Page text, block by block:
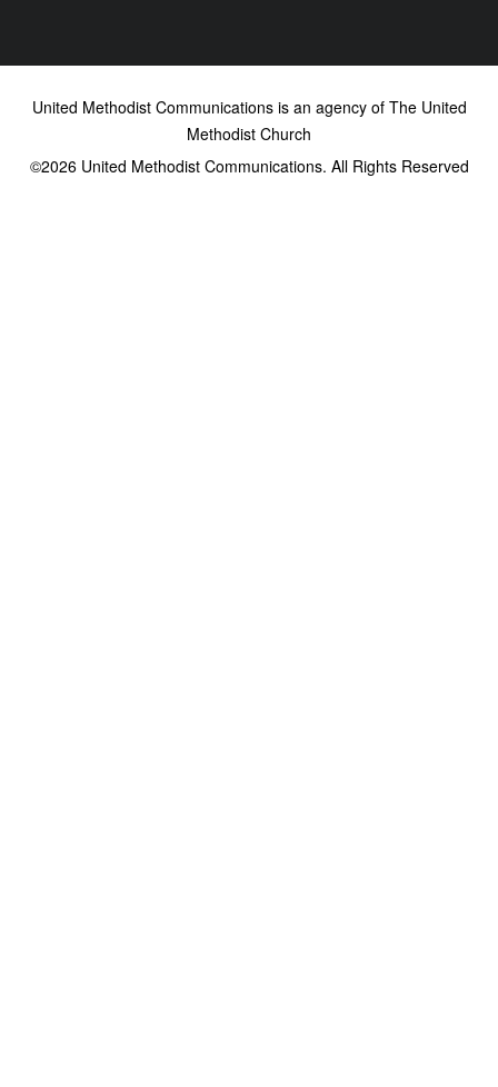
United Methodist Communications is an agency of The United
Methodist Church
©2026United Methodist Communications. All Rights Reserved